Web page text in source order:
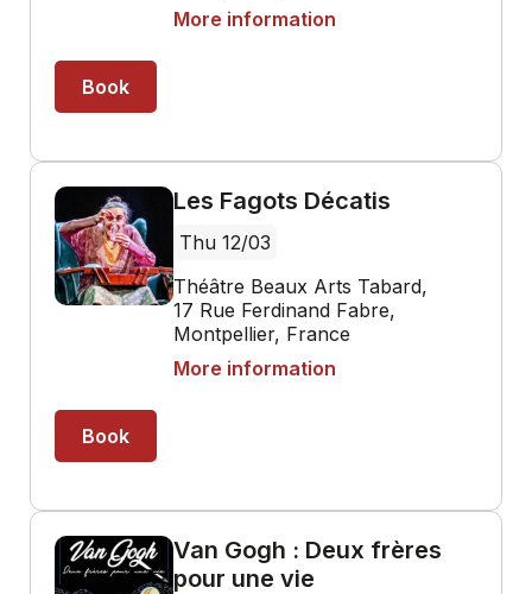
More information
Book
Les Fagots Décatis
Thu 12/03
Théâtre Beaux Arts Tabard,
17 Rue Ferdinand Fabre,
Montpellier, France
More information
Book
Van Gogh : Deux frères
pour une vie